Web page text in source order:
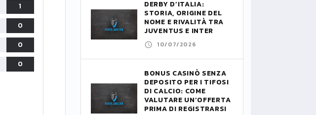
1
0
0
0
DERBY D’ITALIA:
STORIA, ORIGINE DEL
NOME E RIVALITÀ TRA
JUVENTUS E INTER
10/07/2026
BONUS CASINÒ SENZA
DEPOSITO PER I TIFOSI
DI CALCIO: COME
VALUTARE UN’OFFERTA
PRIMA DI REGISTRARSI